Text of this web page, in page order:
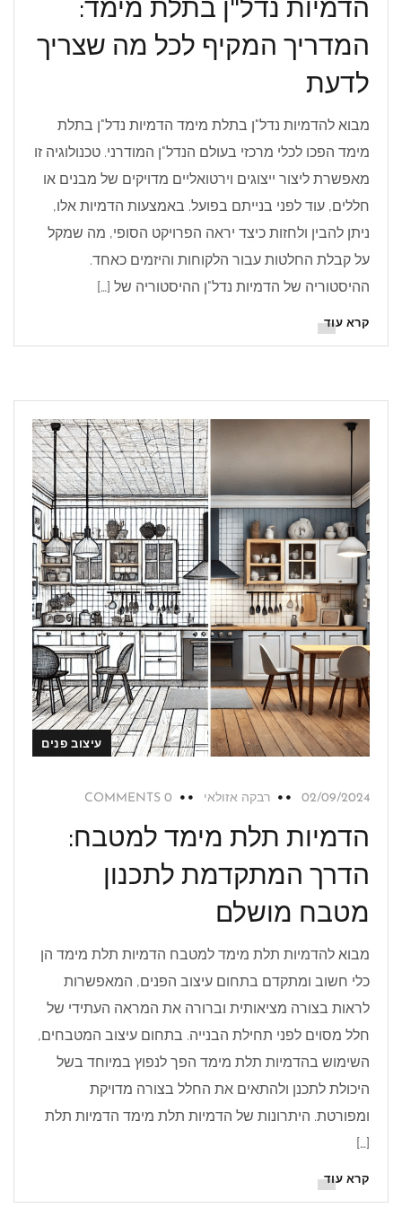
המדריך המקיף לכל מה שצריך
לדעת
מבוא להדמיות נדל"ן בתלת מימד הדמיות נדל"ן בתלת
מימד הפכו לכלי מרכזי בעולם הנדל"ן המודרני. טכנולוגיה זו
מאפשרת ליצור ייצוגים וירטואליים מדויקים של מבנים או
חללים, עוד לפני בנייתם בפועל. באמצעות הדמיות אלו,
ניתן להבין ולחזות כיצד יראה הפרויקט הסופי, מה שמקל
על קבלת החלטות עבור הלקוחות והיזמים כאחד.
ההיסטוריה של הדמיות נדל"ן ההיסטוריה של […]
קרא עוד
עיצוב פנים
02/09/2024 רבקה אזולאי 0 COMMENTS
הדמיות תלת מימד למטבח:
הדרך המתקדמת לתכנון
מטבח מושלם
מבוא להדמיות תלת מימד למטבח הדמיות תלת מימד הן
כלי חשוב ומתקדם בתחום עיצוב הפנים, המאפשרות
לראות בצורה מציאותית וברורה את המראה העתידי של
חלל מסוים לפני תחילת הבנייה. בתחום עיצוב המטבחים,
השימוש בהדמיות תלת מימד הפך לנפוץ במיוחד בשל
היכולת לתכנן ולהתאים את החלל בצורה מדויקת
ומפורטת. היתרונות של הדמיות תלת מימד הדמיות תלת
[…]
קרא עוד